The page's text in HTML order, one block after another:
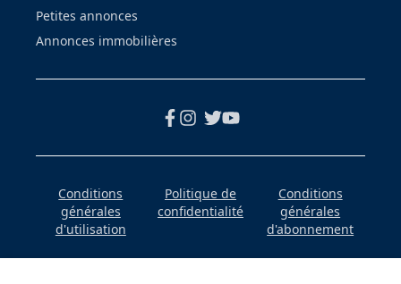
Petites annonces
Annonces immobilières
Conditions
générales
d'utilisation
Politique de
confidentialité
Conditions
générales
d'abonnement